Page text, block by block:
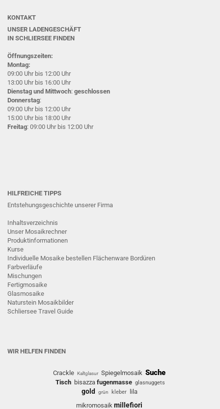
KONTAKT
UNSER LADENGESCHÄFT
IN SCHLIERSEE FINDEN
Öffnungszeiten:
Montag:
09:00 Uhr bis 12:00 Uhr
13:00 Uhr bis 16:00 Uhr
Dienstag und Mittwoch: geschlossen
Donnerstag:
09:00 Uhr bis 12:00 Uhr
15:00 Uhr bis 18:00 Uhr
Freitag: 09:00 Uhr bis 12:00 Uhr
HILFREICHE TIPPS
Entstehungsgeschichte unserer Firma
Inhaltsverzeichnis
Unser Mosaikrechner
Produktinformationen
Kurse
Individuelle Mosaike bestellen Flächenware Bordüren
Farbverläufe
Mischungen
Fertigmosaike
G lasmosaike
Naturstein Mosaikbilder
Schliersee Travel Guide
WIR HELFEN FINDEN
Crackle Kaltglasur Spiegelmosaik Suche
Tisch bisazza fugenmasse glasnuggets
gold grün kleber
lila
mikromosaik millefiori